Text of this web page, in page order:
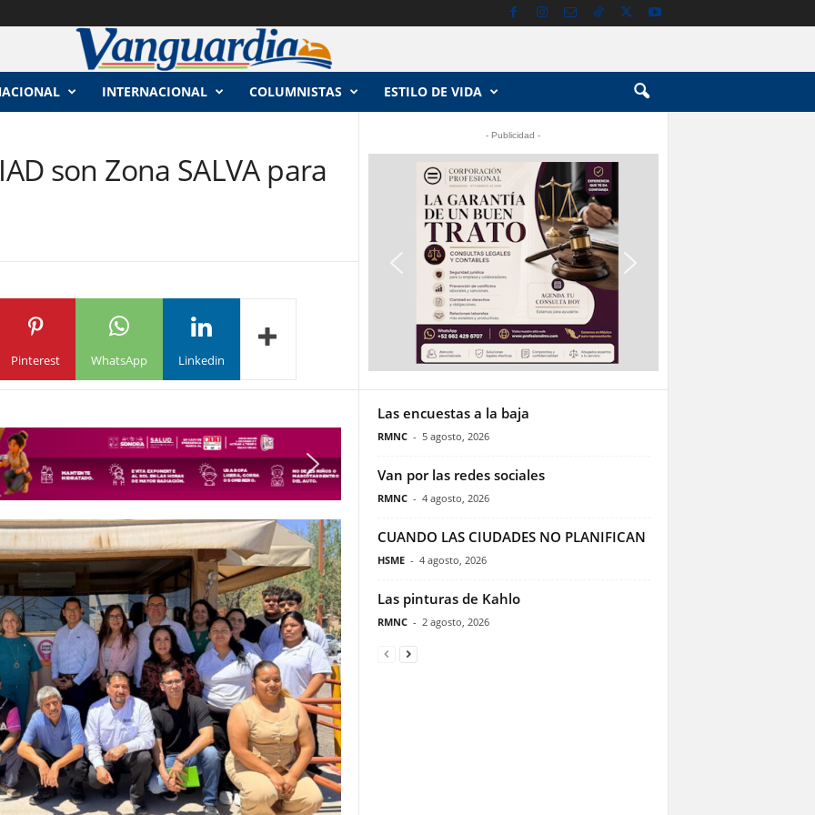
INTERNACIONAL COLUMNISTAS ESTILO DE VIDA
son Zona SALVA para
Pinterest WhatsApp Linkedin
- Publicidad -
Las encuestas a la baja
RMNC - 5 agosto, 2026
Van por las redes sociales
RMNC - 4 agosto, 2026
CUANDO LAS CIUDADES NO PLANIFICAN
HSME - 4 agosto, 2026
Las pinturas de Kahlo
RMNC - 2 agosto, 2026